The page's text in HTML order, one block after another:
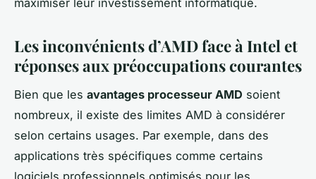
maximiser leur investissement informatique.
Les inconvénients d’AMD face à Intel et
réponses aux préoccupations courantes
Bien que les avantages processeur AMD soient
nombreux, il existe des limites AMD à considérer
selon certains usages. Par exemple, dans des
applications très spécifiques comme certains